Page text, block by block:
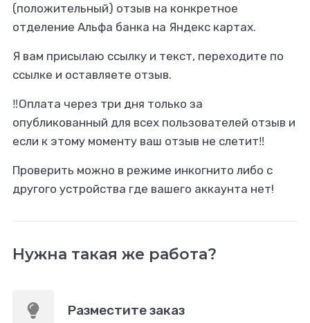
(положительный) отзыв на конкретное
отделение Альфа банка на Яндекс картах.
Я вам присылаю ссылку и текст, переходите по
ссылке и оставляете отзыв.
‼️Оплата через три дня только за
опубликованный для всех пользователей отзыв и
если к этому моменту ваш отзыв не слетит‼️
Проверить можно в режиме инкогнито либо с
другого устройства где вашего аккаунта нет!
Нужна такая же работа?
Разместите заказ